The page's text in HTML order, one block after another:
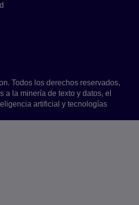
Todos los derechos reservados,
a la minería de texto y datos, el
artificial y tecnologías